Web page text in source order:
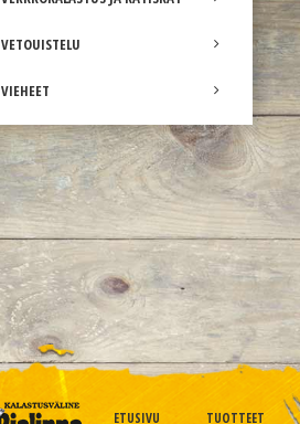
VETOUISTELU
VIEHEET
ETUSIVU TUOTTEET